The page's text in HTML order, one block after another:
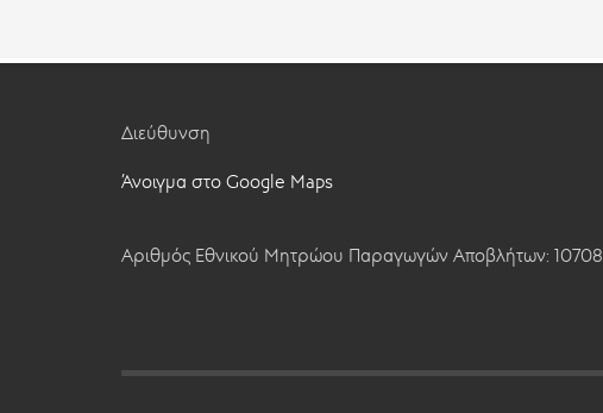
Διεύθυνση
Άνοιγμα στο Google Maps
Αριθμός Εθνικού Μητρώου Παραγωγών Αποβλήτων: 10708